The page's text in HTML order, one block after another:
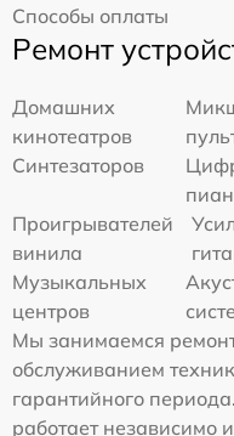
Способы оплаты
Ремонт
Домашних
кинотеатров
Синтезаторов
Проигрывателей
винила
Музыкальных
центров
Мы занимаемся
обслуживанием
гарантийного
работает независимо